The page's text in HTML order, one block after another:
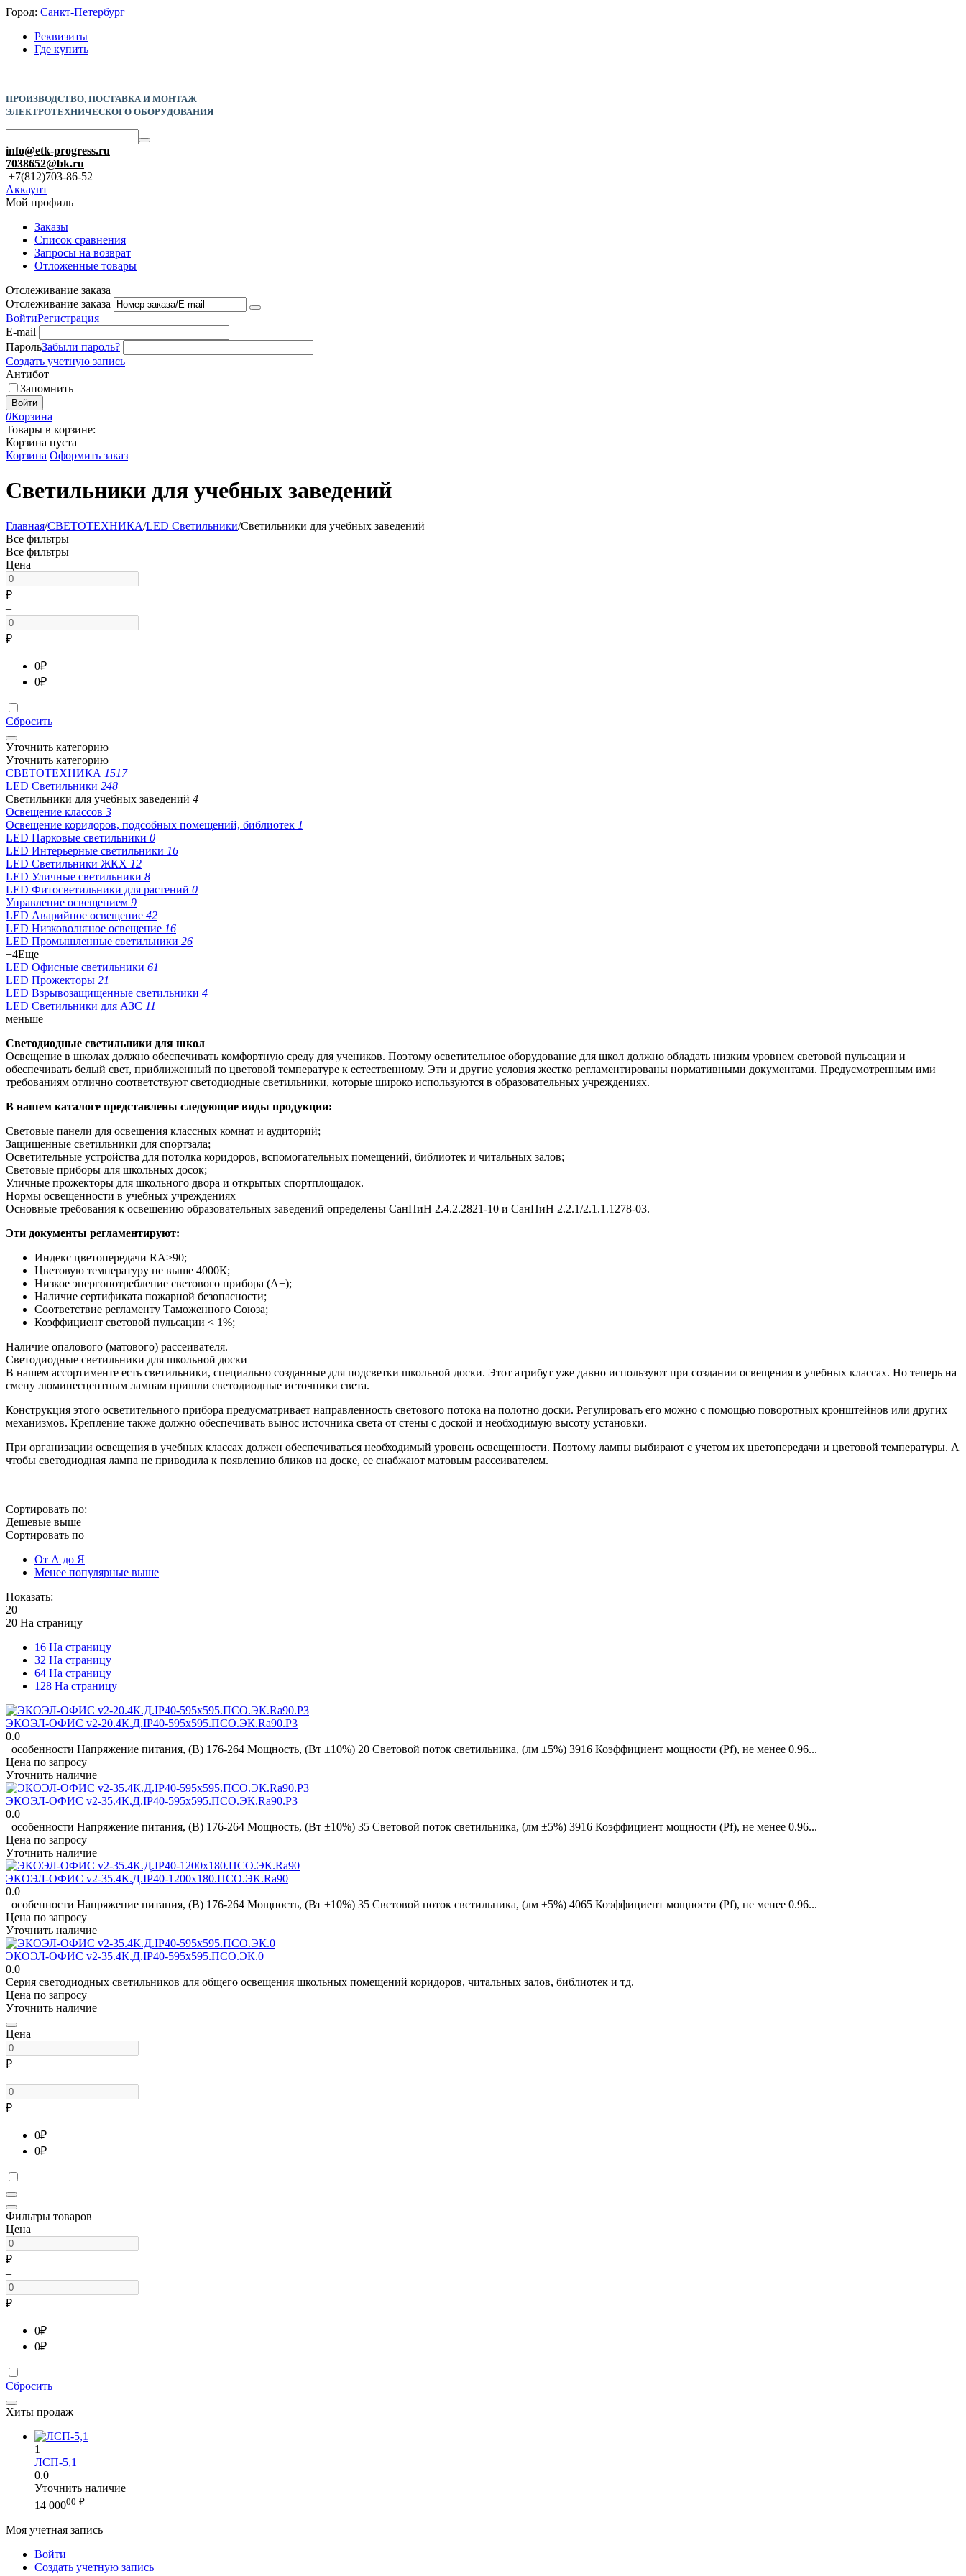
Город: Санкт-Петербург
Реквизиты
Где купить
ПРОИЗВОДСТВО, ПОСТАВКА И МОНТАЖ
ЭЛЕКТРОТЕХНИЧЕСКОГО ОБОРУДОВАНИЯ
info@etk-progress.ru
7038652@bk.ru
+7(812)703-86-52
Аккаунт
Мой профиль
Заказы
Список сравнения
Запросы на возврат
Отложенные товары
Отслеживание заказа
Отслеживание заказа
ВойтиРегистрация
E-mail
ПарольЗабыли пароль?
Создать учетную запись
Антибот
Запомнить
Войти
0Корзина
Товары в корзине:
Корзина пуста
Корзина Оформить заказ
Светильники для учебных заведений
Главная/СВЕТОТЕХНИКА/LED Светильники/Светильники для учебных заведений
Все фильтры
Все фильтры
Цена
₽
–
₽
0₽
0₽
Сбросить
Уточнить категорию
Уточнить категорию
СВЕТОТЕХНИКА 1517
LED Светильники 248
Светильники для учебных заведений 4
Освещение классов 3
Освещение коридоров, подсобных помещений, библиотек 1
LED Парковые светильники 0
LED Интерьерные светильники 16
LED Светильники ЖКХ 12
LED Уличные светильники 8
LED Фитосветильники для растений 0
Управление освещением 9
LED Аварийное освещение 42
LED Низковольтное освещение 16
LED Промышленные светильники 26
+4Еще
LED Офисные светильники 61
LED Прожекторы 21
LED Взрывозащищенные светильники 4
LED Светильники для АЗС 11
меньше
Светодиодные светильники для школ
Освещение в школах должно обеспечивать комфортную среду для учеников. Поэтому осветительное оборудование для школ должно обладать низким уровнем световой пульсации и
обеспечивать белый свет, приближенный по цветовой температуре к естественному. Эти и другие условия жестко регламентированы нормативными документами. Предусмотренным ими
требованиям отлично соответствуют светодиодные светильники, которые широко используются в образовательных учреждениях.
В нашем каталоге представлены следующие виды продукции:
Световые панели для освещения классных комнат и аудиторий;
Защищенные светильники для спортзала;
Осветительные устройства для потолка коридоров, вспомогательных помещений, библиотек и читальных залов;
Световые приборы для школьных досок;
Уличные прожекторы для школьного двора и открытых спортплощадок.
Нормы освещенности в учебных учреждениях
Основные требования к освещению образовательных заведений определены СанПиН 2.4.2.2821-10 и СанПиН 2.2.1/2.1.1.1278-03.
Эти документы регламентируют:
Индекс цветопередачи RA>90;
Цветовую температуру не выше 4000К;
Низкое энергопотребление светового прибора (А+);
Наличие сертификата пожарной безопасности;
Соответствие регламенту Таможенного Союза;
Коэффициент световой пульсации < 1%;
Наличие опалового (матового) рассеивателя.
Светодиодные светильники для школьной доски
В нашем ассортименте есть светильники, специально созданные для подсветки школьной доски. Этот атрибут уже давно используют при создании освещения в учебных классах. Но теперь на
смену люминесцентным лампам пришли светодиодные источники света.
Конструкция этого осветительного прибора предусматривает направленность светового потока на полотно доски. Регулировать его можно с помощью поворотных кронштейнов или других
механизмов. Крепление также должно обеспечивать вынос источника света от стены с доской и необходимую высоту установки.
При организации освещения в учебных классах должен обеспечиваться необходимый уровень освещенности. Поэтому лампы выбирают с учетом их цветопередачи и цветовой температуры. А
чтобы светодиодная лампа не приводила к появлению бликов на доске, ее снабжают матовым рассеивателем.
Сортировать по:
Дешевые выше
Сортировать по
От А до Я
Менее популярные выше
Показать:
20
20 На страницу
16 На страницу
32 На страницу
64 На страницу
128 На страницу
ЭКОЭЛ-ОФИС v2-20.4К.Д.IP40-595х595.ПСО.ЭК.Ra90.P3
0.0
особенности Напряжение питания, (В) 176-264 Мощность, (Вт ±10%) 20 Световой поток светильника, (лм ±5%) 3916 Коэффициент мощности (Pf), не менее 0.96...
Цена по запросу
Уточнить наличие
ЭКОЭЛ-ОФИС v2-35.4К.Д.IP40-595х595.ПСО.ЭК.Ra90.P3
0.0
особенности Напряжение питания, (В) 176-264 Мощность, (Вт ±10%) 35 Световой поток светильника, (лм ±5%) 3916 Коэффициент мощности (Pf), не менее 0.96...
Цена по запросу
Уточнить наличие
ЭКОЭЛ-ОФИС v2-35.4К.Д.IP40-1200х180.ПСО.ЭК.Ra90
0.0
особенности Напряжение питания, (В) 176-264 Мощность, (Вт ±10%) 35 Световой поток светильника, (лм ±5%) 4065 Коэффициент мощности (Pf), не менее 0.96...
Цена по запросу
Уточнить наличие
ЭКОЭЛ-ОФИС v2-35.4К.Д.IP40-595х595.ПСО.ЭК.0
0.0
Серия светодиодных светильников для общего освещения школьных помещений коридоров, читальных залов, библиотек и тд.
Цена по запросу
Уточнить наличие
Цена
₽
–
₽
0₽
0₽
Фильтры товаров
Цена
₽
–
₽
0₽
0₽
Сбросить
Хиты продаж
1
ЛСП-5,1
0.0
Уточнить наличие
14 00000 ₽
Моя учетная запись
Войти
Создать учетную запись